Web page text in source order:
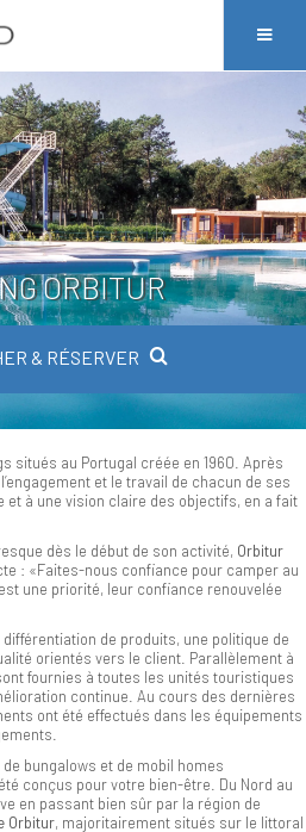
ORBITUR
& RÉSERVER
situés au Portugal créée en 1960. Après
et le travail de chacun de ses
à une vision claire des objectifs, en a fait
dès le début de son activité, Orbitur
: «Faites-nous confiance pour camper au
une priorité, leur confiance renouvelée
de produits, une politique de
orientés vers le client. Parallèlement à
fournies à toutes les unités touristiques
continue. Au cours des dernières
ont été effectués dans les équipements
bungalows et de mobil homes
conçus pour votre bien-être. Du Nord au
en passant bien sûr par la région de
Orbitur, majoritairement situés sur le littoral